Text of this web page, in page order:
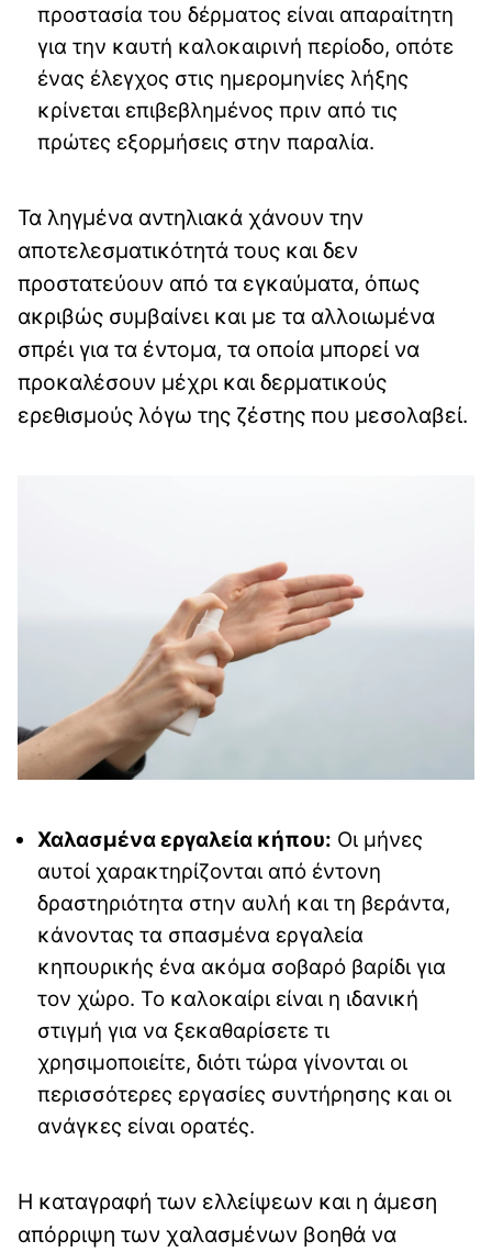
προστασία του δέρματος είναι απαραίτητη
για την καυτή καλοκαιρινή περίοδο, οπότε
ένας έλεγχος στις ημερομηνίες λήξης
κρίνεται επιβεβλημένος πριν από τις
πρώτες εξορμήσεις στην παραλία.
Τα ληγμένα αντηλιακά χάνουν την
αποτελεσματικότητά τους και δεν
προστατεύουν από τα εγκαύματα, όπως
ακριβώς συμβαίνει και με τα αλλοιωμένα
σπρέι για τα έντομα, τα οποία μπορεί να
προκαλέσουν μέχρι και δερματικούς
ερεθισμούς λόγω της ζέστης που μεσολαβεί.
Χαλασμένα εργαλεία κήπου: Οι μήνες
αυτοί χαρακτηρίζονται από έντονη
δραστηριότητα στην αυλή και τη βεράντα,
κάνοντας τα σπασμένα εργαλεία
κηπουρικής ένα ακόμα σοβαρό βαρίδι για
τον χώρο. Το καλοκαίρι είναι η ιδανική
στιγμή για να ξεκαθαρίσετε τι
χρησιμοποιείτε, διότι τώρα γίνονται οι
περισσότερες εργασίες συντήρησης και οι
ανάγκες είναι ορατές.
Η καταγραφή των ελλείψεων και η άμεση
απόρριψη των χαλασμένων βοηθά να